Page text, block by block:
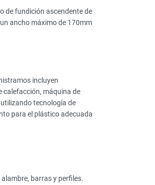
de fundición ascendente de
ancho máximo de 170mm
incluyen
calefacción, máquina de
tecnología de
para el plástico adecuada
barras y perfiles.